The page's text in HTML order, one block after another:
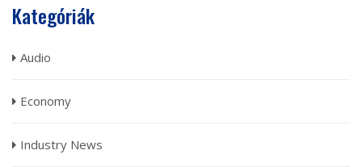
Kategóriák
Audio
Economy
Industry News